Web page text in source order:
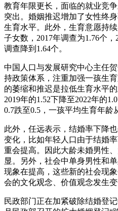
教育年限更长，面临的就业竞
突出。婚姻推迟增加了女性终
生育水平。此外，生育意愿持
子女数，2017年调查为1.76个
调查降到1.64个。
中国人口与发展研究中心主任
持政策体系，注重加强一孩生
的萎缩和推迟是拉低生育水平
2019年的1.52下降至2022年的
0.7跌至0.5，一孩平均生育年龄
此外，任远表示，结婚率下降
变化，比如年轻人口由于结婚
重会提高。因此大龄未婚男性
显。另外，社会中单身男性和
现象在提高，这些新的社会现
会的文化观念、价值观念发生变
民政部门正在加紧破除结婚登